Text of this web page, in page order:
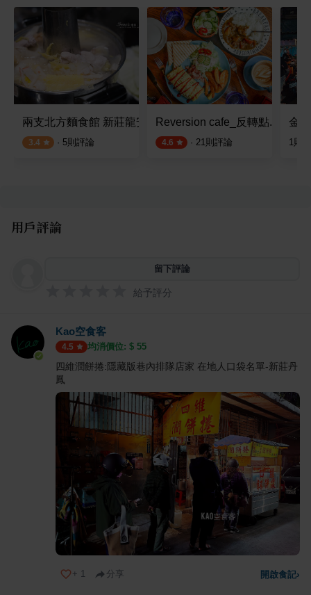
兩支北方麵食館 新莊龍安店
3.4 · 5則評論
Reversion cafe_反轉點.咖啡
4.6 · 21則評論
金
1則
用戶評論
留下評論
給予評分
Kao空食客
4.5 均消價位: $ 55
四維潤餅捲:隱藏版巷內排隊店家 在地人口袋名單-新莊丹
鳳
+ 1 分享 開啟食記›